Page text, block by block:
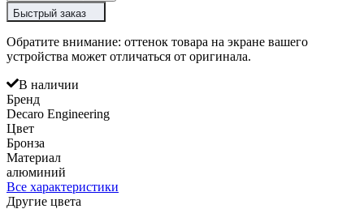
Быстрый заказ
Обратите внимание: оттенок товара на экране вашего
устройства может отличаться от оригинала.
В наличии
Бренд
Decaro Engineering
Цвет
Бронза
Материал
алюминий
Все характеристики
Другие цвета